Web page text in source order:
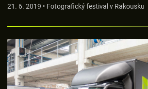
21. 6. 2019 • Fotografický festival v Rakousku